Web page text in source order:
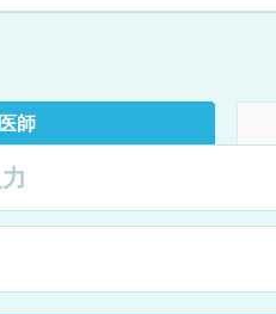
医師